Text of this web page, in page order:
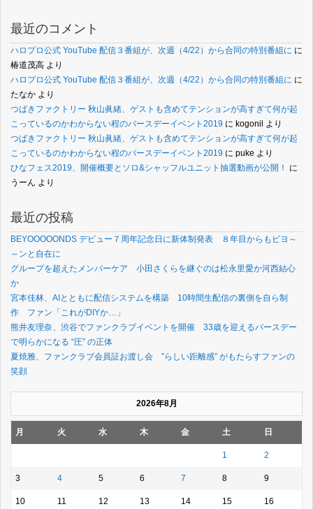
最近のコメント
ハロプロ公式 YouTube 配信３番組が、次週（4/22）から合同の特別番組に に
椿道茂高 より
ハロプロ公式 YouTube 配信３番組が、次週（4/22）から合同の特別番組に に
たなか より
つばきファクトリー 秋山眞緒、ゲストも含めてテンションが高すぎて何が起
こっているのかわからない程のバースデーイベント2019 に kogonil より
つばきファクトリー 秋山眞緒、ゲストも含めてテンションが高すぎて何が起
こっているのかわからない程のバースデーイベント2019 に puke より
ひなフェス2019、開催概要とソロ&シャッフルユニット抽選動画が公開！
に
うーん より
最近の投稿
BEYOOOOONDS デビュー７周年記念日に新体制発表 ８年目からもビヨ～
～ンと自在に
グループを超えたメンバーケア 小田さくらを継ぐのは松永里愛か河西結心
か
宮本佳林、AIとともに配信システムを構築 10時間生配信の裏側を自ら制
作 ファン「これがDIYか…」
熊井友理奈、渋谷でファンクラブイベントを開催 33歳を迎えるバースデー
で明らかになる “圧” の正体
夏焼雅、ファンクラブ会員証お渡し会 ”らしい距離感” がもたらすファンの
笑顔
2026年8月
月 火 水 木 金 土 日
1 2
3 4 5 6 7 8 9
10 11 12 13 14 15 16